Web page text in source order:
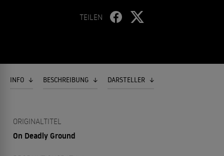
TEILEN
INFO BESCHREIBUNG DARSTELLER
ORIGINALTITEL
On Deadly Ground